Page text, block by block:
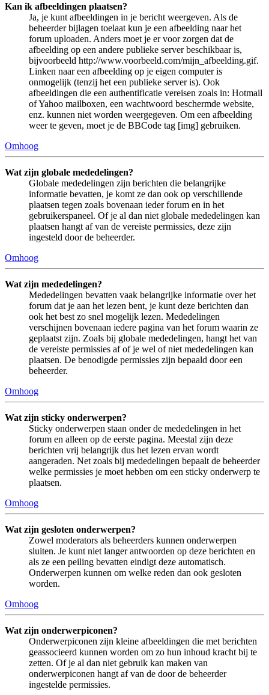
Kan ik afbeeldingen plaatsen?
Ja, je kunt afbeeldingen in je bericht weergeven. Als de
beheerder bijlagen toelaat kun je een afbeelding naar het
forum uploaden. Anders moet je er voor zorgen dat de
afbeelding op een andere publieke server beschikbaar is,
bijvoorbeeld http://www.voorbeeld.com/mijn_afbeelding.gif.
Linken naar een afbeelding op je eigen computer is
onmogelijk (tenzij het een publieke server is). Ook
afbeeldingen die een authentificatie vereisen zoals in: Hotmail
of Yahoo mailboxen, een wachtwoord beschermde website,
enz. kunnen niet worden weergegeven. Om een afbeelding
weer te geven, moet je de BBCode tag [img] gebruiken.
Omhoog
Wat zijn globale mededelingen?
Globale mededelingen zijn berichten die belangrijke
informatie bevatten, je komt ze dan ook op verschillende
plaatsen tegen zoals bovenaan ieder forum en in het
gebruikerspaneel. Of je al dan niet globale mededelingen kan
plaatsen hangt af van de vereiste permissies, deze zijn
ingesteld door de beheerder.
Omhoog
Wat zijn mededelingen?
Mededelingen bevatten vaak belangrijke informatie over het
forum dat je aan het lezen bent, je kunt deze berichten dan
ook het best zo snel mogelijk lezen. Mededelingen
verschijnen bovenaan iedere pagina van het forum waarin ze
geplaatst zijn. Zoals bij globale mededelingen, hangt het van
de vereiste permissies af of je wel of niet mededelingen kan
plaatsen. De benodigde permissies zijn bepaald door een
beheerder.
Omhoog
Wat zijn sticky onderwerpen?
Sticky onderwerpen staan onder de mededelingen in het
forum en alleen op de eerste pagina. Meestal zijn deze
berichten vrij belangrijk dus het lezen ervan wordt
aangeraden. Net zoals bij mededelingen bepaalt de beheerder
welke permissies je moet hebben om een sticky onderwerp te
plaatsen.
Omhoog
Wat zijn gesloten onderwerpen?
Zowel moderators als beheerders kunnen onderwerpen
sluiten. Je kunt niet langer antwoorden op deze berichten en
als ze een peiling bevatten eindigt deze automatisch.
Onderwerpen kunnen om welke reden dan ook gesloten
worden.
Omhoog
Wat zijn onderwerpiconen?
Onderwerpiconen zijn kleine afbeeldingen die met berichten
geassocieerd kunnen worden om zo hun inhoud kracht bij te
zetten. Of je al dan niet gebruik kan maken van
onderwerpiconen hangt af van de door de beheerder
ingestelde permissies.